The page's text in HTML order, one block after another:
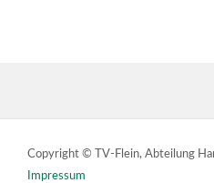
Copyright © TV-Flein, Abteilung
Impressum